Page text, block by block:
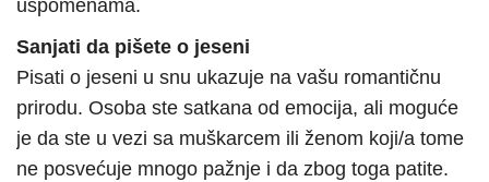
uspomenama.
Sanjati da pišete o jeseni
Pisati o jeseni u snu ukazuje na vašu romantičnu
prirodu. Osoba ste satkana od emocija, ali moguće
je da ste u vezi sa muškarcem ili ženom koji/a tome
ne posvećuje mnogo pažnje i da zbog toga patite.